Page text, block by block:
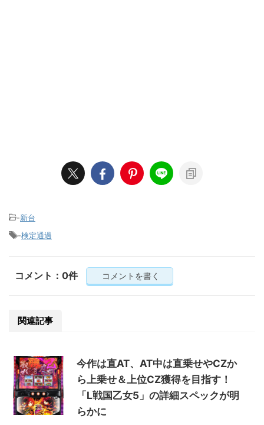
-新台
-検定通過
コメント：0件 コメントを書く
関連記事
今作は直AT、AT中は直乗せやCZか
ら上乗せ＆上位CZ獲得を目指す！
「L戦国乙女5」の詳細スペックが明
らかに